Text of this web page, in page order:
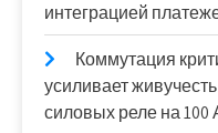
интеграцией
Коммутация
усиливает
силовых реле на 100